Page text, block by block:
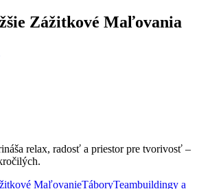
Zážitkové Maľovania
relax, radosť a priestor pre tvorivosť –
MaľovanieTáboryTeambuildingy a